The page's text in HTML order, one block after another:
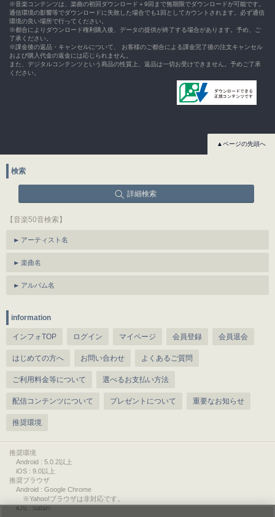
※音楽コンテンツは、楽曲の初回ダウンロード＋9回まで無期限でダウンロードが可能です。
通信環境の影響等でダウンロードに失敗した場合でも1回としてカウントされます。必ず通信
環境の良い場所で行ってください。
※都合によりダウンロード権利購入後、データの提供が終了する場合があります。予め、ご
了承ください。
※課金後の返品・キャンセルについて、 お客様のご都合による課金完了後の注文キャンセル
および購入代金の返金には応じられません。
また、デジタルコンテンツという商品の性質上、返品は一切お受けできません。予めご了承
ください。
▲ページの先頭へ
検索
詳細検索
【音楽50音検索】
アーティスト名
楽曲名
アルバム名
information
インフォTOP ログイン マイページ 会員登録 会員退会
はじめての方へ お問い合わせ よくあるご質問
ご利用料金等について 選べるお支払い方法
配信コンテンツについて プレゼントについて 重要なお知らせ
推奨環境
推奨環境
Android : 5.0.2以上
iOS : 9.0以上
推奨ブラウザ
Android : Google Chrome
※Yahoo!ブラウザは非対応です。
iOS : Safari